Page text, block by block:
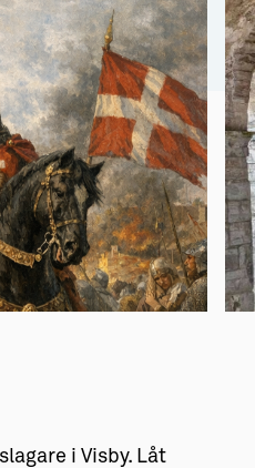
i Visby. Låt